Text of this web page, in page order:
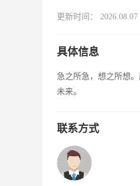
更新时间： 2026.08.07
具体信息
急之所急，想之所想
未来。
联系方式